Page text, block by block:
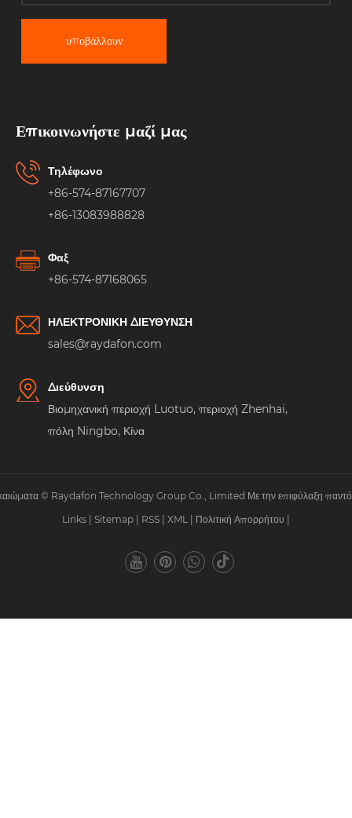
υποβάλλουν
Επικοινωνήστε μαζί μας
Τηλέφωνο
+86-574-87167707
+86-13083988828
Φαξ
+86-574-87168065
ΗΛΕΚΤΡΟΝΙΚΗ ΔΙΕΥΘΥΝΣΗ
sales@raydafon.com
Διεύθυνση
Βιομηχανική περιοχή Luotuo, περιοχή Zhenhai,
πόλη Ningbo, Κίνα
© Raydafon Technology Group Co., Limited Με την επιφύλαξη
Links
Sitemap RSS XML Πολιτική Απορρήτου